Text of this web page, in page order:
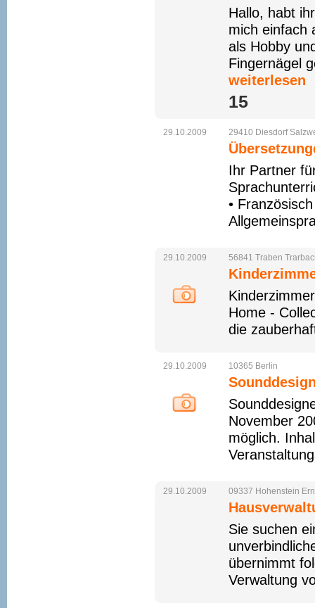
Hallo, habt
mich einfach
als Hobby
Fingernägel
weiterlesen
15 
29.10.2009 29410 Diesdorf
Ihr Partner
•
29.10.2009 56841 Traben
Home -
die
29.10.2009 10365 Berlin
November
möglich.
29.10.2009 09337 Hohenstein
Sie suchen
übernimmt
Verwaltung